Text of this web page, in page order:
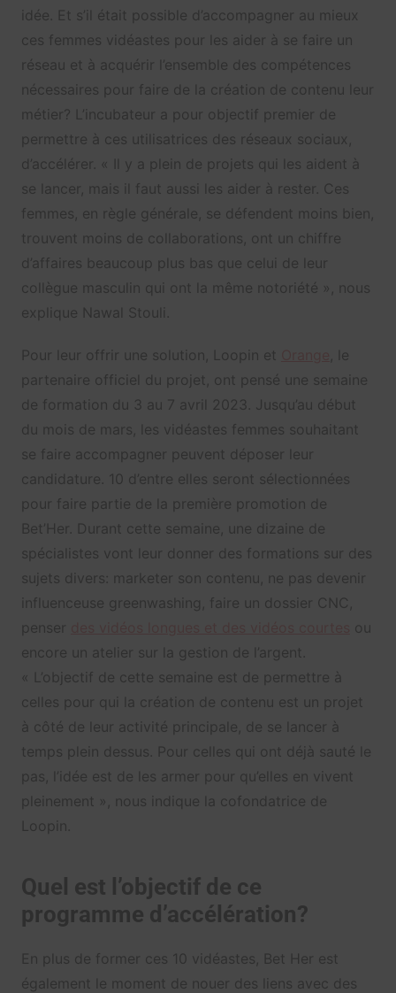
idée. Et s’il était possible d’accompagner au mieux
ces femmes vidéastes pour les aider à se faire un
réseau et à acquérir l’ensemble des compétences
nécessaires pour faire de la création de contenu leur
métier? L’incubateur a pour objectif premier de
permettre à ces utilisatrices des réseaux sociaux,
d’accélérer. « Il y a plein de projets qui les aident à
se lancer, mais il faut aussi les aider à rester. Ces
femmes, en règle générale, se défendent moins bien,
trouvent moins de collaborations, ont un chiffre
d’affaires beaucoup plus bas que celui de leur
collègue masculin qui ont la même notoriété », nous
explique Nawal Stouli.
Pour leur offrir une solution, Loopin et
, le
partenaire officiel du projet, ont pensé une semaine
de formation du 3 au 7 avril 2023. Jusqu’au début
du mois de mars, les vidéastes femmes souhaitant
se faire accompagner peuvent déposer leur
candidature. 10 d’entre elles seront sélectionnées
pour faire partie de la première promotion de
Bet’Her. Durant cette semaine, une dizaine de
spécialistes vont leur donner des formations sur des
sujets divers: marketer son contenu, ne pas devenir
influenceuse greenwashing, faire un dossier CNC,
penser
ou
encore un atelier sur la gestion de l’argent.
« L’objectif de cette semaine est de permettre à
celles pour qui la création de contenu est un projet
à côté de leur activité principale, de se lancer à
temps plein dessus. Pour celles qui ont déjà sauté le
pas, l’idée est de les armer pour qu’elles en vivent
pleinement », nous indique la cofondatrice de
Loopin.
Quel est l’objectif de ce
programme d’accélération?
En plus de former ces 10 vidéastes, Bet Her est
également le moment de nouer des liens avec des